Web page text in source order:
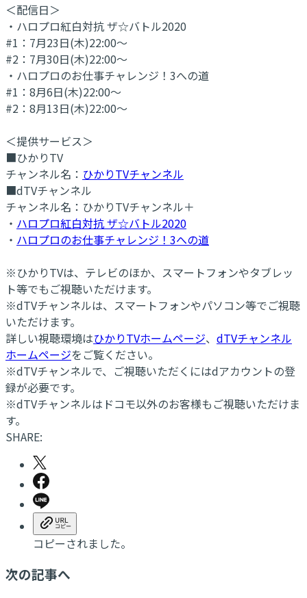
＜配信日＞
・ハロプロ紅白対抗 ザ☆バトル2020
#1：7月23日(木)22:00～
#2：7月30日(木)22:00～
・ハロプロのお仕事チャレンジ！3への道
#1：8月6日(木)22:00～
#2：8月13日(木)22:00～
＜提供サービス＞
■ひかりTV
チャンネル名： ひかりTVチャンネル
■dTVチャンネル
チャンネル名：ひかりTVチャンネル＋
・ ハロプロ紅白対抗 ザ☆バトル2020
・ ハロプロのお仕事チャレンジ！3への道
※ひかりTVは、テレビのほか、スマートフォンやタブレッ
ト等でもご視聴いただけます。
※dTVチャンネルは、スマートフォンやパソコン等でご視聴
いただけます。
詳しい視聴環境はひかりTVホームページ、 dTVチャンネル
ホームページをご覧ください。
※dTVチャンネルで、ご視聴いただくにはdアカウントの登
録が必要です。
※dTVチャンネルはドコモ以外のお客様もご視聴いただけま
す。
SHARE:
コピーされました。
次の記事へ